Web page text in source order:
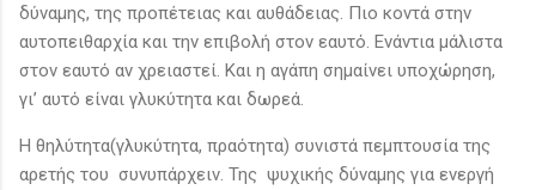
δύναμης, της προπέτειας και αυθάδειας. Πιο κοντά στην
αυτοπειθαρχία και την επιβολή στον εαυτό. Ενάντια μάλιστα
στον εαυτό αν χρειαστεί. Και η αγάπη σημαίνει υποχώρηση,
γι’ αυτό είναι γλυκύτητα και δωρεά.
Η θηλύτητα(γλυκύτητα, πραότητα) συνιστά πεμπτουσία της
αρετής του συνυπάρχειν. Της ψυχικής δύναμης για ενεργή